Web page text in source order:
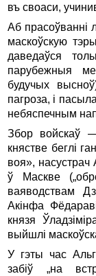
въ своаси,
Аб прасоўванні
маскоўскую
даведаўся
парубежныя
будучых
пагроза, i
небяспечным
Збор войскаў
княстве беглі
воя», насустрач
ў Маскве
ваяводствам
Акінфа
князя
выйшлі
У гэты час
забіў „на